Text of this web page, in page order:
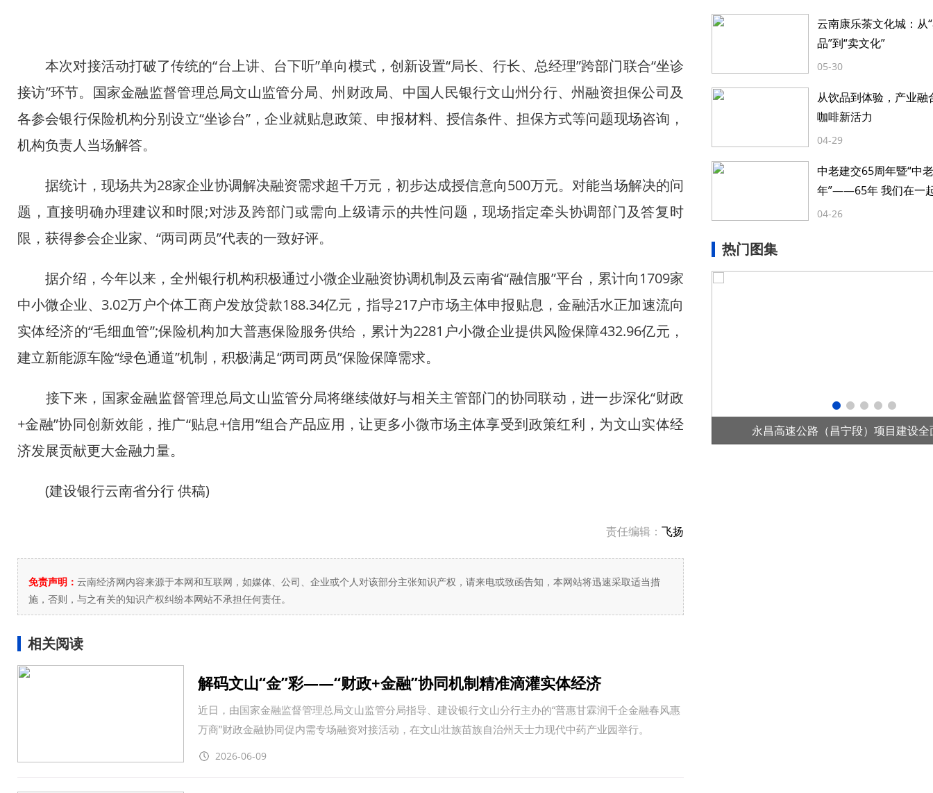
本次对接活动打破了传统的“台上讲、台下听”单向模式，创新设置“局长、行长、总经理”跨部门联合“坐诊
接访”环节。国家金融监督管理总局文山监管分局、州财政局、中国人民银行文山州分行、州融资担保公司及
各参会银行保险机构分别设立“坐诊台”，企业就贴息政策、申报材料、授信条件、担保方式等问题现场咨询，
机构负责人当场解答。
据统计，现场共为28家企业协调解决融资需求超千万元，初步达成授信意向500万元。对能当场解决的问
题，直接明确办理建议和时限;对涉及跨部门或需向上级请示的共性问题，现场指定牵头协调部门及答复时
限，获得参会企业家、“两司两员”代表的一致好评。
据介绍，今年以来，全州银行机构积极通过小微企业融资协调机制及云南省“融信服”平台，累计向1709家
中小微企业、3.02万户个体工商户发放贷款188.34亿元，指导217户市场主体申报贴息，金融活水正加速流向
实体经济的“毛细血管”;保险机构加大普惠保险服务供给，累计为2281户小微企业提供风险保障432.96亿元，
建立新能源车险“绿色通道”机制，积极满足“两司两员”保险保障需求。
接下来，国家金融监督管理总局文山监管分局将继续做好与相关主管部门的协同联动，进一步深化“财政
+金融”协同创新效能，推广“贴息+信用”组合产品应用，让更多小微市场主体享受到政策红利，为文山实体经
济发展贡献更大金融力量。
(建设银行云南省分行 供稿)
责任编辑： 飞扬
免责声明： 云南经济网内容来源于本网和互联网，如媒体、公司、企业或个人对该部分主张知识产权，请来电或致函告知，本网站将迅速采取适当措
施，否则，与之有关的知识产权纠纷本网站不承担任何责任。
相关阅读
解码文山“金”彩——“财政+金融”协同机制精准滴灌实体经济
近日，由国家金融监督管理总局文山监管分局指导、建设银行文山分行主办的“普惠甘霖润千企金融春风惠
万商”财政金融协同促内需专场融资对接活动，在文山壮族苗族自治州天士力现代中药产业园举行。
2026-06-09
云南康乐茶文化城：从
品”到“卖文化”
05-30
从饮品到体验，产业融
咖啡新活力
04-29
中老建交65周年暨“中
年”——65年 我们在一
04-26
热门图集
渝昆高铁云贵段建设提速 永昌高速公路（昌宁段）项目建设全面提速 抢抓农时植新苗